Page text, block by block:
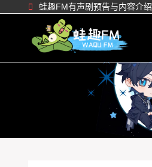
蛙趣FM有声剧预告与内容介绍